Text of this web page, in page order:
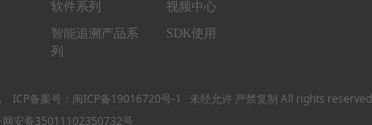
软件系列
智能追溯产品系
列
视频中心
SDK使用
ICP备案号： 闽ICP备19016720号-1
未经允许 严禁复制 All rights reserved
网安备35011102350732号